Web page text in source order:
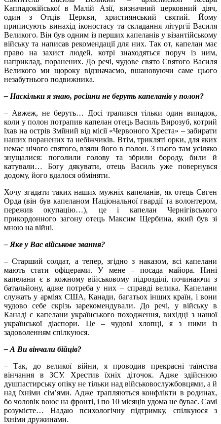
Каппадокійської в Малій Азії, визначний церковний діяч,
один з Отців Церкви, християнський святий. Йому
приписують винахід іконостасу та складання літургії Василя
Великого. Він був одним із перших капеланів у візантійському
війську та написав рекомендації для них. Так от, капелан має
право на захист людей, котрі знаходяться поруч із ним,
наприклад, поранених. До речі, чудове свято Святого Василя
Великого ми щороку відзначаємо, вшановуючи саме цього
незабутнього подвижника.
– Наскільки я знаю, росіяни не беруть капеланів у полон?
– Авжеж, не беруть… Досі трапився тільки один випадок,
коли у полон потрапив капелан отець Василь Вирозуб, котрий
їхав на острів Зміїний від місії «Червоного Хреста» – забирати
наших поранених та небіжчиків. Втім, трикляті орки, для яких
немає нічого святого, взяли його в полон. З нього там усіляко
знущалися: поголили голову та збрили бороду, били й
катували… Богу дякувати, отець Василь уже повернувся
додому, його вдалося обміняти.
Хочу згадати таких наших мужніх капеланів, як отець Євген
Орда (він був капеланом Національної гвардії та волонтером,
пережив окупацію…), це і капелан Чернігівського
прикордонного загону отець Максим Щербина, який був зі
мною на війні.
– Яке у Вас військове звання?
– Старший солдат, а тепер, згідно з наказом, всі капелани
мають стати офіцерами. У мене – посада майора. Нині
капелани є в кожному військовому підрозділі, починаючи з
батальйону, адже потреба у них – справді велика. Капелани
служать у арміях США, Канади, багатьох інших країн, і вони
чудово себе скрізь зарекомендували. До речі, у війську в
Канаді є капелани українського походження, вихідці з нашої
української діаспори. Це – чудові хлопці, я з ними із
задоволенням спілкуюся.
– А Ви вінчали бійців?
– Так, до великої війни, я проводив прекрасні таїнства
вінчання в ЗСУ. Хрестив їхніх діточок. Адже здійснюю
душпастирську опіку не тільки над військовослужбовцями, а й
над їхніми сім’ями. Адже трапляються конфлікти в родинах,
бо чоловік воює на фронті, і по 10 місяців удома не буває. Самі
розумієте… Надаю психологічну підтримку, спілкуюся з
їхніми дружинами.